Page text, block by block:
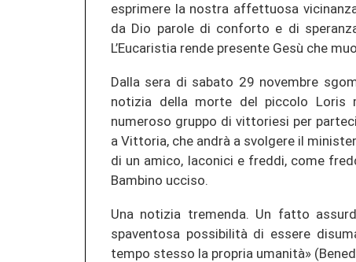
esprimere la nostra affettuosa
da Dio parole di conforto e di
L’Eucaristia rende presente Gesù che
Dalla sera di sabato 29 novembre
notizia della morte del piccolo Loris
numeroso gruppo di vittoriesi per
a Vittoria, che andrà a svolgere il
di un amico, laconici e freddi, come
Bambino ucciso.
Una notizia tremenda. Un fatto
spaventosa possibilità di essere
tempo stesso la propria umanità»